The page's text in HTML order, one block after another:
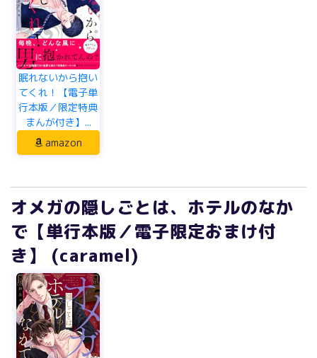
眠れないから抱い
てくれ！【電子単
行本版／限定特典
まんが付き】...
amazon
オメガの隠しごとは、ホテルのなか
で【単行本版／電子限定おまけ付
き】 (caramel)